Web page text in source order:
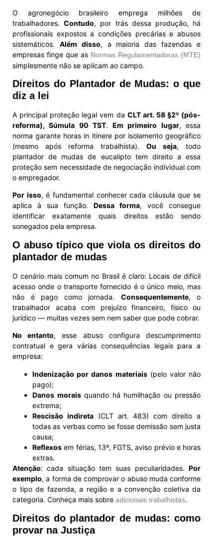
O agronegócio brasileiro emprega milhões de
trabalhadores.Contudo, por trás dessa produção, há
profissionais expostos a condições precárias e abusos
sistemáticos. Além disso, a maioria das fazendas e
empresas finge que as Normas Regulamentadoras (MTE)
simplesmente não se aplicam ao campo.
Direitos do Plantador de Mudas: o que
diz a lei
A principal proteção legal vem da CLT art. 58 §2º (pós-
reforma), Súmula 90 TST.Em primeiro lugar, essa
norma garante horas in itinere por isolamento geográfico
(mesmo após reforma trabalhista). Ou seja, todo
plantador de mudas de eucalipto tem direito a essa
proteção sem necessidade de negociação individual com
o empregador.
Por isso, é fundamental conhecer cada cláusula que se
aplica à sua função. Dessa forma, você consegue
identificar exatamente quais direitos estão sendo
sonegados pela empresa.
O abuso típico que viola os direitos do
plantador de mudas
O cenário mais comum no Brasil é claro: Locais de difícil
acesso onde o transporte fornecido é o único meio, mas
não é pago como jornada. Consequentemente, o
trabalhador acaba com prejuízo financeiro, físico ou
jurídico — muitas vezes sem nem saber que pode cobrar.
No entanto, esse abuso configura descumprimento
contratual e gera várias consequências legais para a
empresa:
Indenização por danos materiais(pelo valor não
pago);
Danos moraisquando há humilhação ou pressão
extrema;
Rescisão indireta(CLT art. 483) com direito a
todas as verbas como se fosse demissão sem justa
causa;
Reflexos em férias, 13º, FGTS, aviso prévio e horas
extras.
Atenção: cada situação tem suas peculiaridades. Por
exemplo, a forma de comprovar o abuso muda conforme
o tipo de fazenda, a região e a convenção coletiva da
categoria. Conheça mais sobre adicionais trabalhistas.
Direitos do plantador de mudas: como
provar na Justiça